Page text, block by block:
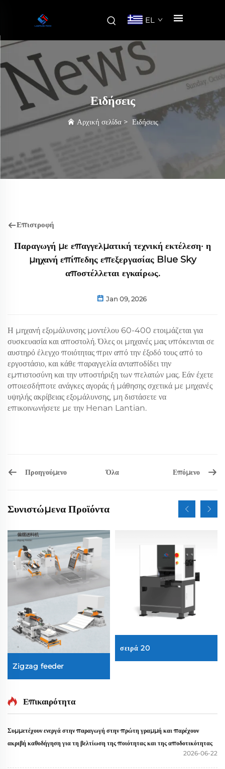
EL
Ειδήσεις
Αρχική σελίδα> Ειδήσεις
Επιστροφή
Παραγωγή με επαγγελματική τεχνική εκτέλεση· η
μηχανή επίπεδης επεξεργασίας Blue Sky
αποστέλλεται εγκαίρως.
Jan 09, 2026
Η μηχανή εξομάλυνσης μοντέλου 60-400 ετοιμάζεται για
συσκευασία και αποστολή. Όλες οι μηχανές μας υπόκεινται σε
αυστηρό έλεγχο ποιότητας πριν από την έξοδό τους από το
εργοστάσιο, και κάθε παραγγελία ανταποδίδει την
εμπιστοσύνη και την υποστήριξη των πελατών μας. Εάν έχετε
οποιεσδήποτε ανάγκες αγοράς ή μάθησης σχετικά με μηχανές
υψηλής ακρίβειας εξομάλυνσης, μη διστάσετε να
επικοινωνήσετε με την Henan Lantian.
Προηγούμενο Όλα Επόμενο
Συνιστώμενα Προϊόντα
Zigzag feeder
σειρά 20
Επικαιρότητα
Συμμετέχουν ενεργά στην παραγωγή στην πρώτη γραμμή και παρέχουν
ακριβή καθοδήγηση για τη βελτίωση της ποιότητας και της αποδοτικότητας
2026-06-22